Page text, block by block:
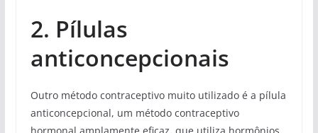
2. Pílulas
anticoncepcionais
Outro método contraceptivo muito utilizado é a pílula
anticoncepcional, um método contraceptivo